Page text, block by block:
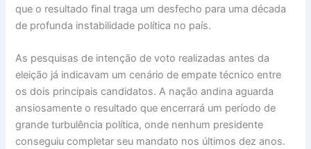
que o resultado final traga um desfecho para uma década
de profunda instabilidade política no país.
As pesquisas de intenção de voto realizadas antes da
eleição já indicavam um cenário de empate técnico entre
os dois principais candidatos. A nação andina aguarda
ansiosamente o resultado que encerrará um período de
grande turbulência política, onde nenhum presidente
conseguiu completar seu mandato nos últimos dez anos.